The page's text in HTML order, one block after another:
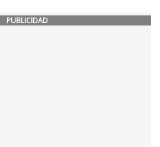
PUBLICIDAD